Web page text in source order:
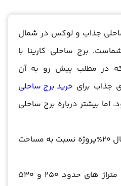
جذاب و لوکس در شمال
برج ساحلی کارینا با
که در مطلب پیش رو به آن
جذاب برای خرید برج ساحلی
بیشتر درباره برج ساحلی
دارای سطح اشغال 20%پروژه نسبت به مساحت
بزرگی مساحت هر واحد با متراژ های حدود 250 و 530